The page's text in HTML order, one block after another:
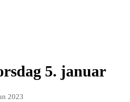
5. januar
2023